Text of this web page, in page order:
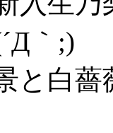
｀;)
と白